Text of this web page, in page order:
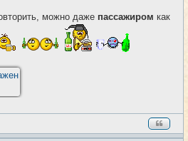
щ
и
можно даже пассажиром как